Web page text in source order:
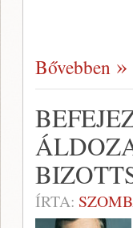
Bővebben
ÍRTA: